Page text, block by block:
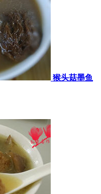
猴头菇墨鱼